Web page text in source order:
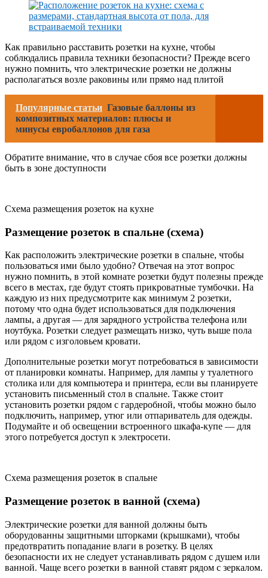
Как правильно расставить розетки на кухне, чтобы
соблюдались правила техники безопасности? Прежде всего
нужно помнить, что электрические розетки не должны
располагаться возле раковины или прямо над плитой
Популярные статьи Газовые баллоны из
композитных материалов: плюсы и
минусы евробаллонов для газа
Обратите внимание, что в случае сбоя все розетки должны
быть в зоне доступности
Схема размещения розеток на кухне
Размещение розеток в спальне (схема)
Как расположить электрические розетки в спальне, чтобы
пользоваться ими было удобно? Отвечая на этот вопрос
нужно помнить, в этой комнате розетки будут полезны прежде
всего в местах, где будут стоять прикроватные тумбочки. На
каждую из них предусмотрите как минимум 2 розетки,
потому что одна будет использоваться для подключения
лампы, а другая — для зарядного устройства телефона или
ноутбука. Розетки следует размещать низко, чуть выше пола
или рядом с изголовьем кровати.
Дополнительные розетки могут потребоваться в зависимости
от планировки комнаты. Например, для лампы у туалетного
столика или для компьютера и принтера, если вы планируете
установить письменный стол в спальне. Также стоит
установить розетки рядом с гардеробной, чтобы можно было
подключить, например, утюг или отпариватель для одежды.
Подумайте и об освещении встроенного шкафа-купе — для
этого потребуется доступ к электросети.
Схема размещения розеток в спальне
Размещение розеток в ванной (схема)
Электрические розетки для ванной должны быть
оборудованны защитными шторками (крышками), чтобы
предотвратить попадание влаги в розетку. В целях
безопасности их не следует устанавливать рядом с душем или
ванной. Чаще всего розетки в ванной ставят рядом с зеркалом.